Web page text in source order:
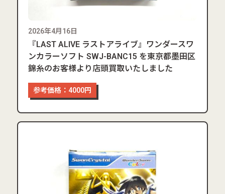
2026年4月16日
『LAST ALIVE ラストアライブ』ワンダースワ
ンカラーソフト SWJ-BANC15 を東京都墨田区
錦糸のお客様より店頭買取いたしました
参考価格：4000円